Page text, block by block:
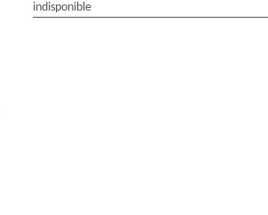
indisponible